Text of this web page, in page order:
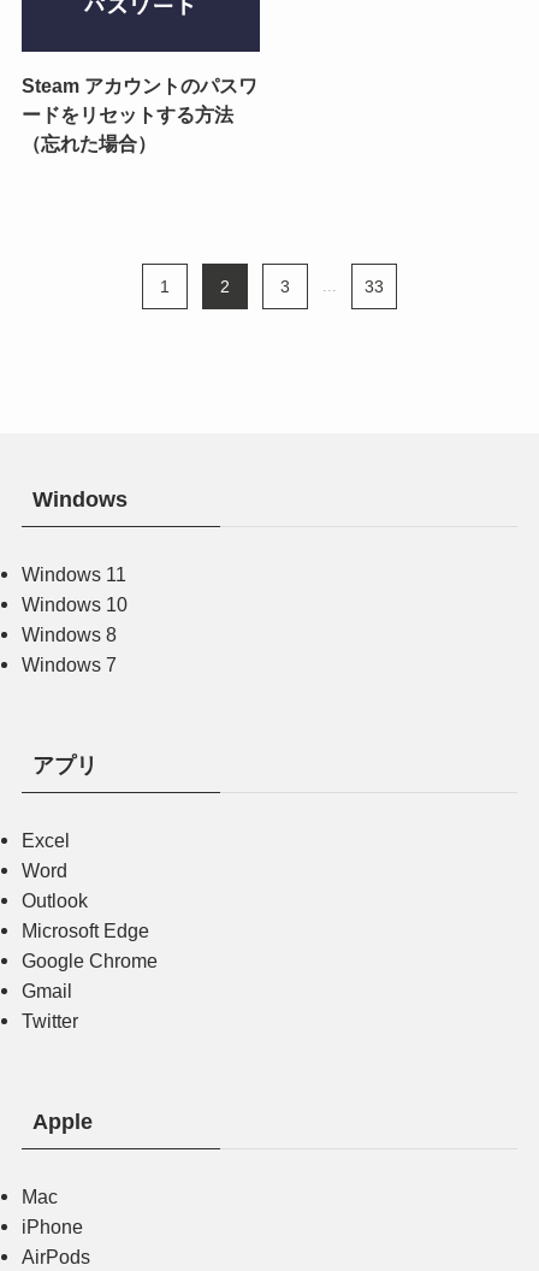
Steam アカウントのパスワ
ードをリセットする方法
（忘れた場合）
1 2 3 ... 33
Windows
Windows 11
Windows 10
Windows 8
Windows 7
アプリ
Excel
Word
Outlook
Microsoft Edge
Google Chrome
Gmail
Twitter
Apple
Mac
iPhone
AirPods